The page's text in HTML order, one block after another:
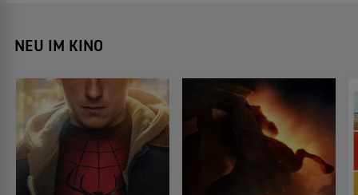
NEU IM KINO